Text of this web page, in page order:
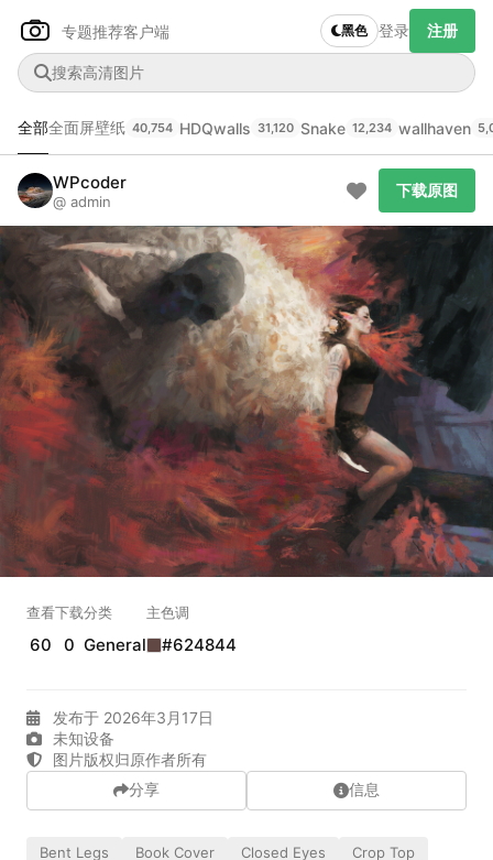
专题推荐客户端 黑色 登录 注册
全部全面屏壁纸 40,754 HDQwalls 31,120 Snake 12,234 wallhaven
WPcoder
@ admin
下载原图
查看
60
下载
0
分类
General
主色调
#624844
发布于 2026年3月17日
未知设备
图片版权归原作者所有
分享 信息
Bent Legs Book Cover Closed Eyes
Crop Top
下载原图
查看
--
下载
--
分类
--
主色调
--
发布
未知设备
在主题许可下可免费使用
分享 信息
实时弹幕
弹幕会在下方多行滚动展示；匿名发送有数量和频率限制。
正在生成支付二维码...